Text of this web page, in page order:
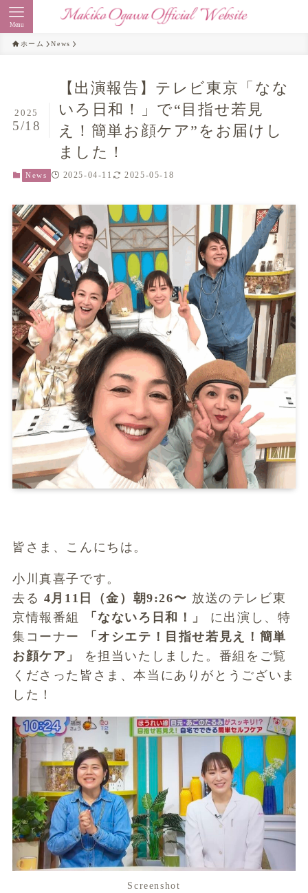
Menu
ホーム News
【出演報告】テレビ東京「なな
いろ日和！」で“目指せ若見
え！簡単お顔ケア”をお届けし
ました！
2025
5/18
News 2025-04-11 2025-05-18
皆さま、こんにちは。
小川真喜子です。
去る 4月11日（金）朝9:26〜 放送のテレビ東
京情報番組
「なないろ日和！」
に出演し、特
集コーナー
「オシエテ！目指せ若見え！簡単
お顔ケア」
を担当いたしました。番組をご覧
くださった皆さま、本当にありがとうございま
した！
Screenshot